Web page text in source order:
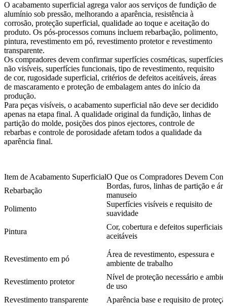
O acabamento superficial agrega valor aos serviços de fundição de
alumínio sob pressão, melhorando a aparência, resistência à
corrosão, proteção superficial, qualidade ao toque e aceitação do
produto. Os pós-processos comuns incluem rebarbação, polimento,
pintura, revestimento em pó, revestimento protetor e revestimento
transparente.
Os compradores devem confirmar superfícies cosméticas, superfícies
não visíveis, superfícies funcionais, tipo de revestimento, requisito
de cor, rugosidade superficial, critérios de defeitos aceitáveis, áreas
de mascaramento e proteção de embalagem antes do início da
produção.
Para peças visíveis, o acabamento superficial não deve ser decidido
apenas na etapa final. A qualidade original da fundição, linhas de
partição do molde, posições dos pinos ejectores, controle de
rebarbas e controle de porosidade afetam todos a qualidade da
aparência final.
Item de Acabamento SuperficialO Que os Compradores Devem
Rebarbação
Bordas, furos, linhas de partição e
manuseio
Polimento
Superfícies visíveis e requisito de
suavidade
Pintura
Cor, cobertura e defeitos superficiais
aceitáveis
Revestimento em pó
Área de revestimento, espessura e
ambiente de trabalho
Revestimento protetor
Nível de proteção necessário e
de uso
Revestimento transparente
Aparência base e requisito de